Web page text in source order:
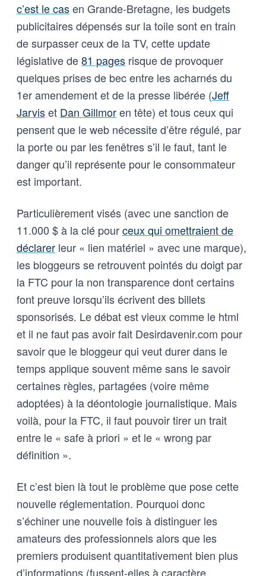
c’est le casen Grande-Bretagne, les budgets
publicitaires dépensés sur la toile sont en train
de surpasser ceux de la TV, cette update
législative de81 pages risque de provoquer
quelques prises de bec entre les acharnés du
1er amendement et de la presse libérée (Jeff
Jarviset Dan Gillmoren tête) et tous ceux qui
pensent que le web nécessite d’être régulé, par
la porte ou par les fenêtres s’il le faut, tant le
danger qu’il représente pour le consommateur
est important.
Particulièrement visés (avec une sanction de
11.000 $ à la clé pourceux qui omettraient de
déclarer leur « lien matériel » avec une marque),
les bloggeurs se retrouvent pointés du doigt par
la FTC pour la non transparence dont certains
font preuve lorsqu’ils écrivent des billets
sponsorisés. Le débat est vieux comme le html
et il ne faut pas avoir fait Desirdavenir.com pour
savoir que le bloggeur qui veut durer dans le
temps applique souvent même sans le savoir
certaines règles, partagées (voire même
adoptées) à la déontologie journalistique. Mais
voilà, pour la FTC, il faut pouvoir tirer un trait
entre le « safe à priori » et le « wrong par
définition ».
Et c’est bien là tout le problème que pose cette
nouvelle réglementation. Pourquoi donc
s’échiner une nouvelle fois à distinguer les
amateurs des professionnels alors que les
premiers produisent quantitativement bien plus
d’informations (fussent-elles à caractère